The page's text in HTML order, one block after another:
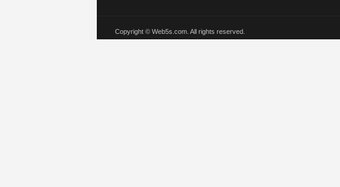
Copyright © Web5s.com. All rights reserved.